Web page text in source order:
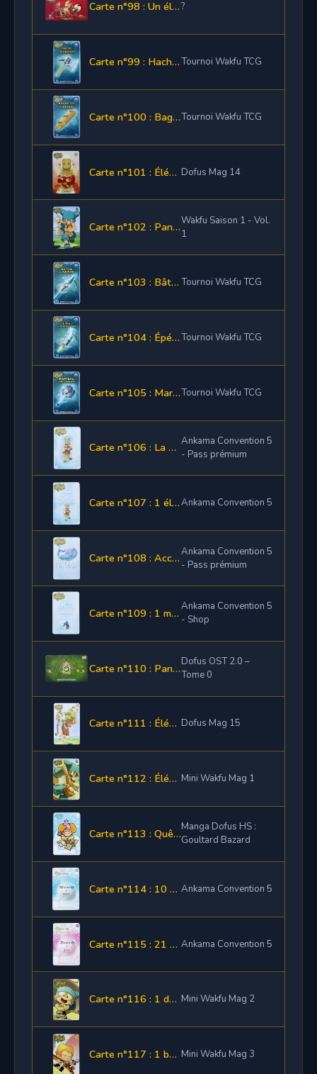
Carte n°98 : Un élément de panoplie?
Carte n°99 : Hache d'HulkrapTournoi Wakfu TCG
Carte n°100 : Baguette de KlougTournoi Wakfu TCG
Carte n°101 : Élément de panoplie Goldobrak Dofus Mag 14
Carte n°102 : Panoplie YugWakfu Saison 1 - Vol.
1
Carte n°103 : Bâton de Rapine Tournoi Wakfu TCG
Carte n°104 : Épée de Phong HussTournoi Wakfu TCG
Carte n°105 : Marteau d'HectaupeTournoi Wakfu TCG
Carte n°106 : La Panoplie des Glaces Ankama Convention 5
- Pass prémium
Carte n°107 : 1 élément de la Panoplie des GlacesAnkama Convention 5
Carte n°108 : Accès à la bêta FrigostAnkama Convention 5
- Pass prémium
Carte n°109 : 1 mois d'abonnement Dofus + Le famillier Gupin Ankama Convention 5
- Shop
Carte n°110 : Panoplie Lonne JenoneDofus OST 2.0 –
Tome 0
Carte n°111 : Élément de panoplie Slump Dofus Mag 15
Carte n°112 : Élément de panoplie Yugo Mini Wakfu Mag 1
Carte n°113 : Quêtes "Sur les traces de Goultard"Manga Dofus HS :
Goultard Bazard
Carte n°114 : 10 000 Ogrines + 100 points cadeau Ankama Convention 5
Carte n°115 : 21 000 Ogrines + 210 points cadeau Ankama Convention 5
Carte n°116 : 1 dague Shushette Mini Wakfu Mag 2
Carte n°117 : 1 bâton Shushette Mini Wakfu Mag 3